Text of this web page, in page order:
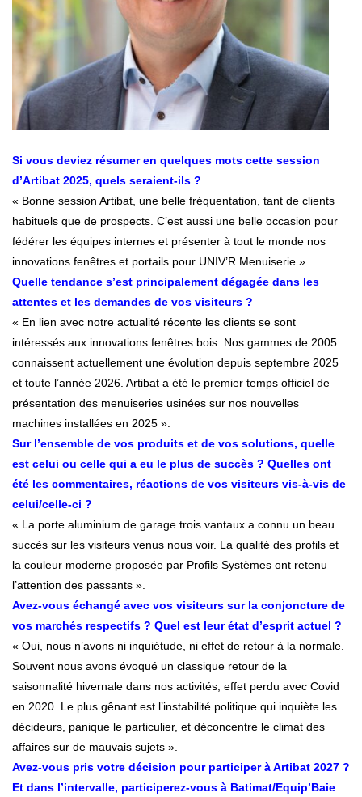
Si vous deviez résumer en quelques mots cette session
d’Artibat 2025, quels seraient-ils ?
« Bonne session Artibat, une belle fréquentation, tant de clients
habituels que de prospects. C’est aussi une belle occasion pour
fédérer les équipes internes et présenter à tout le monde nos
innovations fenêtres et portails pour UNIV’R Menuiserie ».
Quelle tendance s’est principalement dégagée dans les
attentes et les demandes de vos visiteurs ?
« En lien avec notre actualité récente les clients se sont
intéressés aux innovations fenêtres bois. Nos gammes de 2005
connaissent actuellement une évolution depuis septembre 2025
et toute l’année 2026. Artibat a été le premier temps officiel de
présentation des menuiseries usinées sur nos nouvelles
machines installées en 2025 ».
Sur l’ensemble de vos produits et de vos solutions, quelle
est celui ou celle qui a eu le plus de succès ? Quelles ont
été les commentaires, réactions de vos visiteurs vis-à-vis de
celui/celle-ci ?
« La porte aluminium de garage trois vantaux a connu un beau
succès sur les visiteurs venus nous voir. La qualité des profils et
la couleur moderne proposée par Profils Systèmes ont retenu
l’attention des passants ».
Avez-vous échangé avec vos visiteurs sur la conjoncture de
vos marchés respectifs ? Quel est leur état d’esprit actuel ?
« Oui, nous n’avons ni inquiétude, ni effet de retour à la normale.
Souvent nous avons évoqué un classique retour de la
saisonnalité hivernale dans nos activités, effet perdu avec Covid
en 2020. Le plus gênant est l’instabilité politique qui inquiète les
décideurs, panique le particulier, et déconcentre le climat des
affaires sur de mauvais sujets ».
Avez-vous pris votre décision pour participer à Artibat 2027 ?
Et dans l’intervalle, participerez-vous à Batimat/Equip’Baie